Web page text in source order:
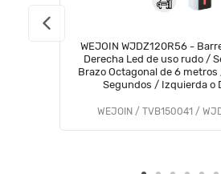
WEJOIN WJDZ120R56 -
Derecha Led de uso rudo /
Brazo Octagonal de 6 metros
Segundos / Izquierda o
WEJOIN / TVB150041 /